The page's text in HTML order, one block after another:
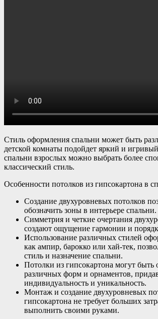
Стиль оформления спальни может быть
детской комнаты подойдет яркий и
спальни взрослых можно выбрать более
классический стиль.
Особенности потолков из гипсокартона в
Создание двухуровневых потолков
обозначить зоны в интерьере спальни.
Симметрия и четкие очертания
создают ощущение гармонии и
Использование различных стилей
как ампир, барокко или хай-тек,
стиль и назначение спальни.
Потолки из гипсокартона могут
различных форм и орнаментов,
индивидуальность и уникальность.
Монтаж и создание двухуровневых
гипсокартона не требует больших
выполнить своими руками.